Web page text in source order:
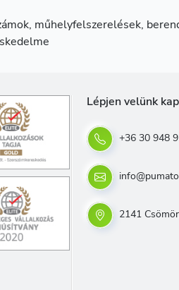
műhelyfelszerelések,
Lépjen velünk
+36 30 948
2141